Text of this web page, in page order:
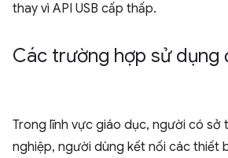
thay vì API USB cấp thấp.
Các trường hợp sử dụng
Trong lĩnh vực giáo dục, người có sở
nghiệp, người dùng kết nối các thiết